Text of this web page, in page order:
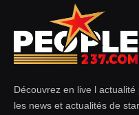
Découvrez en live l
les news et actualités de